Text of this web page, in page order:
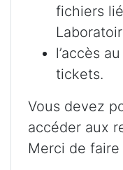
fichiers
l’accès
tickets.
Vous devez
accéder aux
Merci de